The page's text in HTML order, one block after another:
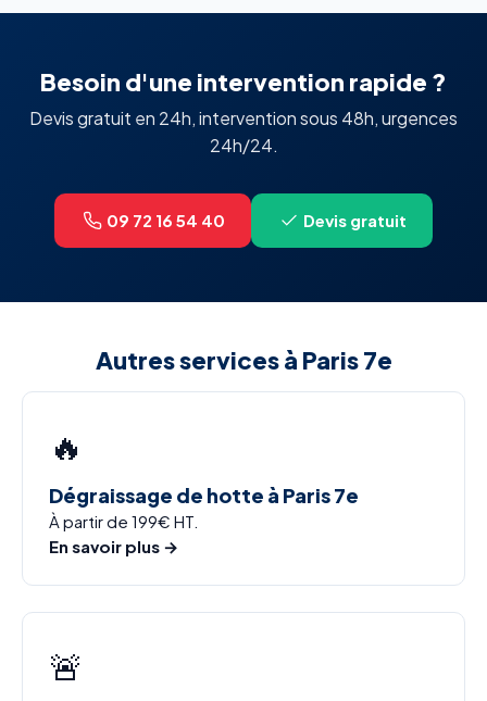
Besoin d'une intervention rapide ?
Devis gratuit en 24h, intervention sous 48h, urgences
24h/24.
09 72 16 54 40 Devis gratuit
Autres services à Paris 7e
🔥
Dégraissage de hotte à Paris 7e
À partir de 199€ HT.
En savoir plus →
🚨